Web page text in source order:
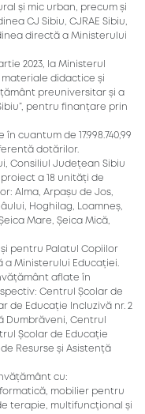
și mic urban, precum și
CJ Sibiu, CJRAE Sibiu,
directă a Ministerului
2023, la Ministerul
materiale didactice și
preuniversitar și a
pentru finanțare prin
cuantum de 17.998.740,99
dotărilor.
Consiliul Județean Sibiu
a 18 unități de
Alma, Arpașu de Jos,
Hoghilag, Loamneș,
Mare, Șeica Mică,
pentru Palatul Copiilor
Ministerului Educației.
aflate în
Centrul Școlar de
de Educație Incluzivă nr. 2
Dumbrăveni, Centrul
Școlar de Educație
Resurse și Asistență
cu:
mobilier pentru
terapie, multifuncțional și